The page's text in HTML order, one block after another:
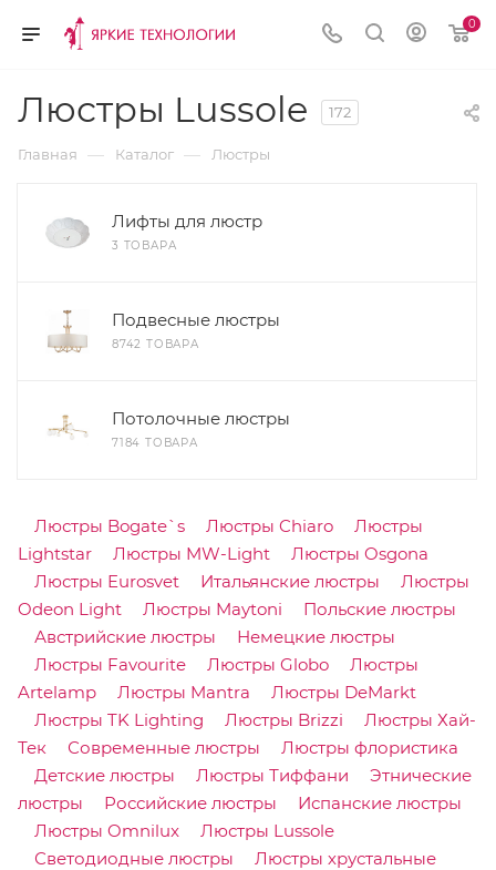
0
Люстры Lussole 172
Главная — Каталог — Люстры
Лифты для люстр
3 ТОВАРА
Подвесные люстры
8742 ТОВАРА
Потолочные люстры
7184 ТОВАРА
Люстры Bogate`s Люстры Chiaro
Люстры
Lightstar
Люстры MW-Light
Люстры Osgona
Люстры Eurosvet
Итальянские люстры
Люстры
Odeon Light
Люстры Maytoni
Польские люстры
Австрийские люстры
Немецкие люстры
Люстры Favourite
Люстры Globo
Люстры
Artelamp
Люстры Mantra
Люстры DeMarkt
Люстры TK Lighting
Люстры Brizzi
Люстры Хай-
Тек
Современные люстры
Люстры флористика
Детские люстры
Люстры Тиффани
Этнические
люстры
Российские люстры
Испанские люстры
Люстры Omnilux
Люстры Lussole
Светодиодные люстры
Люстры хрустальные